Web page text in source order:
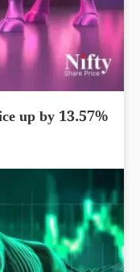
up by 13.57%